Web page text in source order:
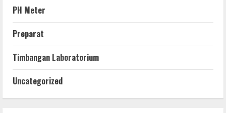
PH Meter
Preparat
Timbangan Laboratorium
Uncategorized